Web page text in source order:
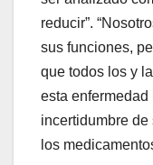
reducir”.
sus funciones,
que todos los y
esta
incertidumbre
los